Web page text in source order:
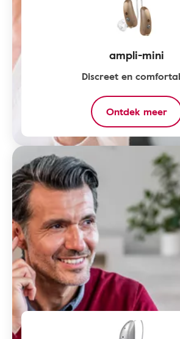
ampli-mini
Discreet en
Ontdek meer